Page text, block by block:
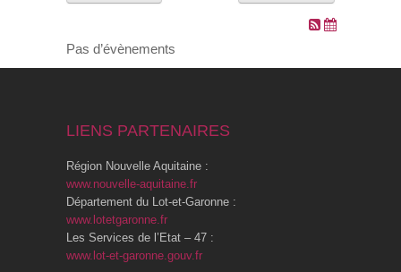
SOCIAL
SPORTS ET LOISIRS
CULTURE ET PATRIMOINE
Pas d’évènements
LIENS PARTENAIRES
Région Nouvelle Aquitaine :
www.nouvelle-aquitaine.fr
Département du Lot-et-Garonne :
www.lotetgaronne.fr
Les Services de l’Etat – 47 :
www.lot-et-garonne.gouv.fr